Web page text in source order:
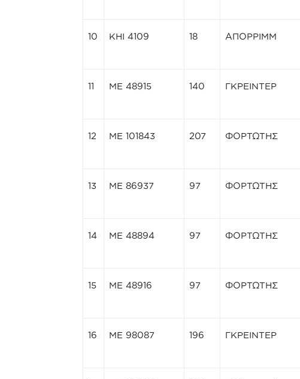
10 ΚΗΙ 4109 18 ΑΠΟΡΡΙΜΜ
11 ΜΕ 48915 140 ΓΚΡΕΙΝΤΕΡ
12 ΜΕ 101843 207 ΦΟΡΤΩΤΗΣ
13 ΜΕ 86937 97 ΦΟΡΤΩΤΗΣ
14 ΜΕ 48894 97 ΦΟΡΤΩΤΗΣ
15 ΜΕ 48916 97 ΦΟΡΤΩΤΗΣ
16 ΜΕ 98087 196 ΓΚΡΕΙΝΤΕΡ